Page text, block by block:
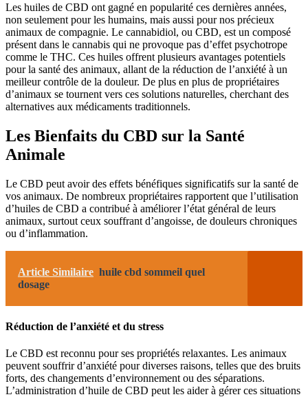
Les huiles de CBD ont gagné en popularité ces dernières années,
non seulement pour les humains, mais aussi pour nos précieux
animaux de compagnie. Le cannabidiol, ou CBD, est un composé
présent dans le cannabis qui ne provoque pas d’effet psychotrope
comme le THC. Ces huiles offrent plusieurs avantages potentiels
pour la santé des animaux, allant de la réduction de l’anxiété à un
meilleur contrôle de la douleur. De plus en plus de propriétaires
d’animaux se tournent vers ces solutions naturelles, cherchant des
alternatives aux médicaments traditionnels.
Les Bienfaits du CBD sur la Santé
Animale
Le CBD peut avoir des effets bénéfiques significatifs sur la santé de
vos animaux. De nombreux propriétaires rapportent que l’utilisation
d’huiles de CBD a contribué à améliorer l’état général de leurs
animaux, surtout ceux souffrant d’angoisse, de douleurs chroniques
ou d’inflammation.
Article Similaire huile cbd sommeil quel
dosage
Réduction de l’anxiété et du stress
Le CBD est reconnu pour ses propriétés relaxantes. Les animaux
peuvent souffrir d’anxiété pour diverses raisons, telles que des bruits
forts, des changements d’environnement ou des séparations.
L’administration d’huile de CBD peut les aider à gérer ces situations